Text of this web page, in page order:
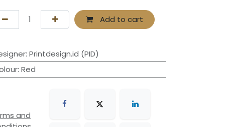
Add to cart
: Printdesign.id (PID)
: Red
and